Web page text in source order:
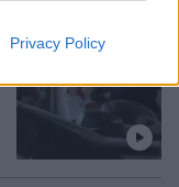
Privacy Policy